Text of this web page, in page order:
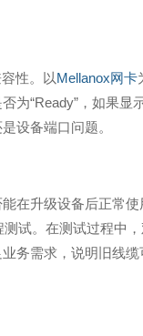
性。以Mellanox网卡
为“Ready”，如果
设备端口问题。
在升级设备后正常
试。在测试过程中
务需求，说明旧线